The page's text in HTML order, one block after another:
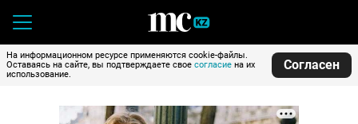
На информационном ресурсе применяются cookie-файлы.
Оставаясь на сайте, вы подтверждаете свое согласие на их
использование.
Согласен